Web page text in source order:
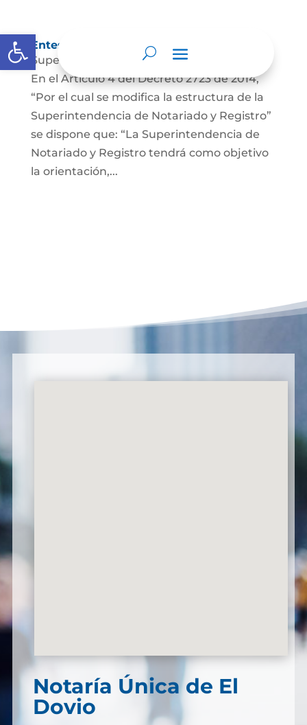
Abrir barra de herramientas
Entes y autoridades que lo vigilan
Superintendencia de Notariado y Registro
En el Artículo 4 del Decreto 2723 de 2014,
“Por el cual se modifica la estructura de la
Superintendencia de Notariado y Registro”
se dispone que: “La Superintendencia de
Notariado y Registro tendrá como objetivo
la orientación,...
Notaría Única de El
Dovio